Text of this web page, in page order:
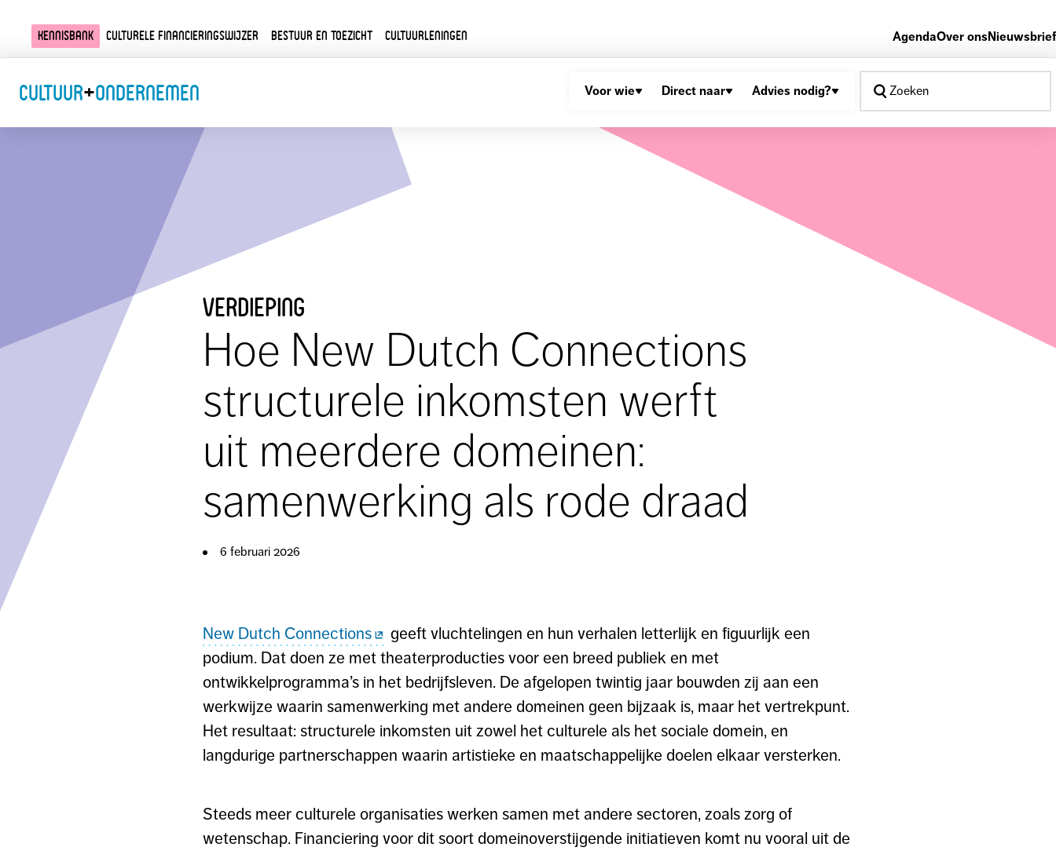
Kennisbank Culturele financieringswijzer Bestuur en toezicht Cultuurleningen AgendaOver onsNieuwsbrief
Cultuur+Ondernemen Voor wie Direct naar Advies nodig? Zoeken
verdieping
Hoe New Dutch Connections
structurele inkomsten werft
uit meerdere domeinen:
samenwerking als rode draad
6 februari 2026
New Dutch Connections
geeft vluchtelingen en hun verhalen letterlijk en figuurlijk een
podium. Dat doen ze met theaterproducties voor een breed publiek en met
ontwikkelprogramma’s in het bedrijfsleven. De afgelopen twintig jaar bouwden zij aan een
werkwijze waarin samenwerking met andere domeinen geen bijzaak is, maar het vertrekpunt.
Het resultaat: structurele inkomsten uit zowel het culturele als het sociale domein, en
langdurige partnerschappen waarin artistieke en maatschappelijke doelen elkaar versterken.
Steeds meer culturele organisaties werken samen met andere sectoren, zoals zorg of
wetenschap. Financiering voor dit soort domeinoverstijgende initiatieven komt nu vooral uit de